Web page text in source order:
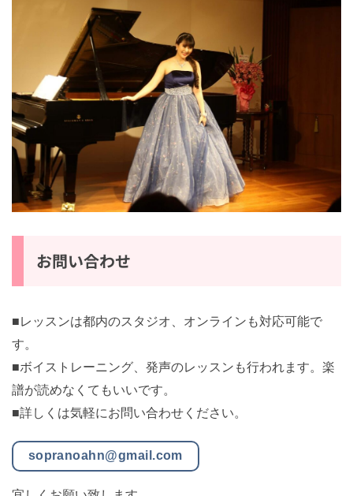
■レッスンは都内のスタジオ、オンラインも対応可能で
す。
■ボイストレーニング、発声のレッスンも行われます。
楽譜が読めなくてもいいです。
sopranoahn@gmail.com